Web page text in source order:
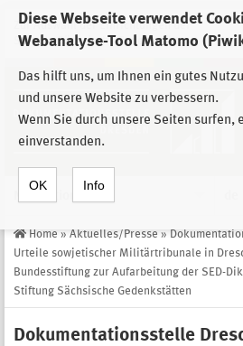
Diese Webseite verwendet
Webanalyse-Tool Matomo
Das hilft uns, um Ihnen ein gutes
und unsere Website zu verbessern.
Wenn Sie durch unsere Seiten
einverstanden.
OK Info
Zur Auswahl der Einrichtungen der
Stiftung Sächsische Gedenkstätten
Home » Aktuelles/Presse »
Urteile sowjetischer Militärtribunale in
Bundesstiftung zur Aufarbeitung der SED-
Stiftung Sächsische Gedenkstätten
Dokumentationsstelle